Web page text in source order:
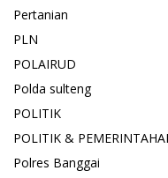
Pertanian
PLN
POLAIRUD
Polda sulteng
POLITIK
POLITIK &
Polres Banggai